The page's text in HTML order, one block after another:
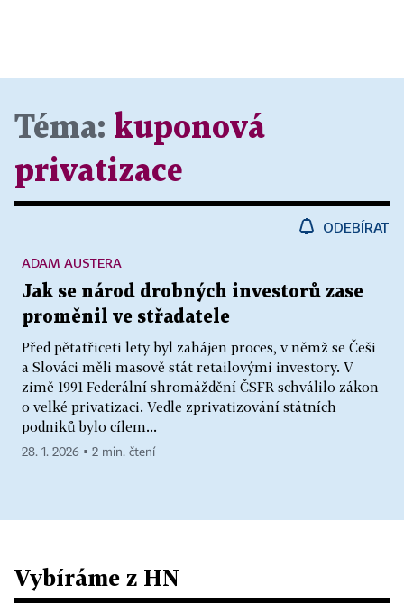
Téma: kuponová
privatizace
ODEBÍRAT
Jak se národ drobných investorů zase
proměnil ve střadatele
Před pětatřiceti lety byl zahájen proces, v němž se Češi
a Slováci měli masově stát retailovými investory. V
zimě 1991 Federální shromáždění ČSFR schválilo zákon
o velké privatizaci. Vedle zprivatizování státních
podniků bylo cílem...
ADAM AUSTERA
28. 1. 2026 ▪ 2 min. čtení
Vybíráme z HN